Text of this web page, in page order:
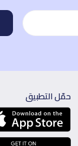
حمّل التطبيق